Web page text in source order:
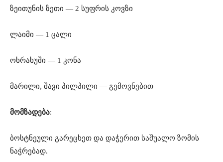
ზეითუნის ზეთი — 2 სუფრის კოვზი
ლაიმი — 1 ცალი
ოხრახუში — 1 კონა
მარილი, შავი პილპილი — გემოვნებით
მომზადება:
ბოსტნეული გარეცხეთ და დაჭერით საშუალო ზომის
ნაჭრებად.